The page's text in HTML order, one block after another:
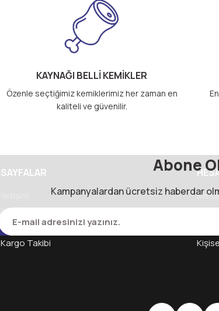
Gönder
KAYNAĞI BELLİ KEMİKLER
Özenle seçtiğimiz kemiklerimiz her zaman en
kaliteli ve güvenilir.
Abone
Kampanyalardan ücretsiz haberdar
SAYFALAR
Politikamız ve Sertifikalar
Havale Bildirim Formu
Kargo Takibi